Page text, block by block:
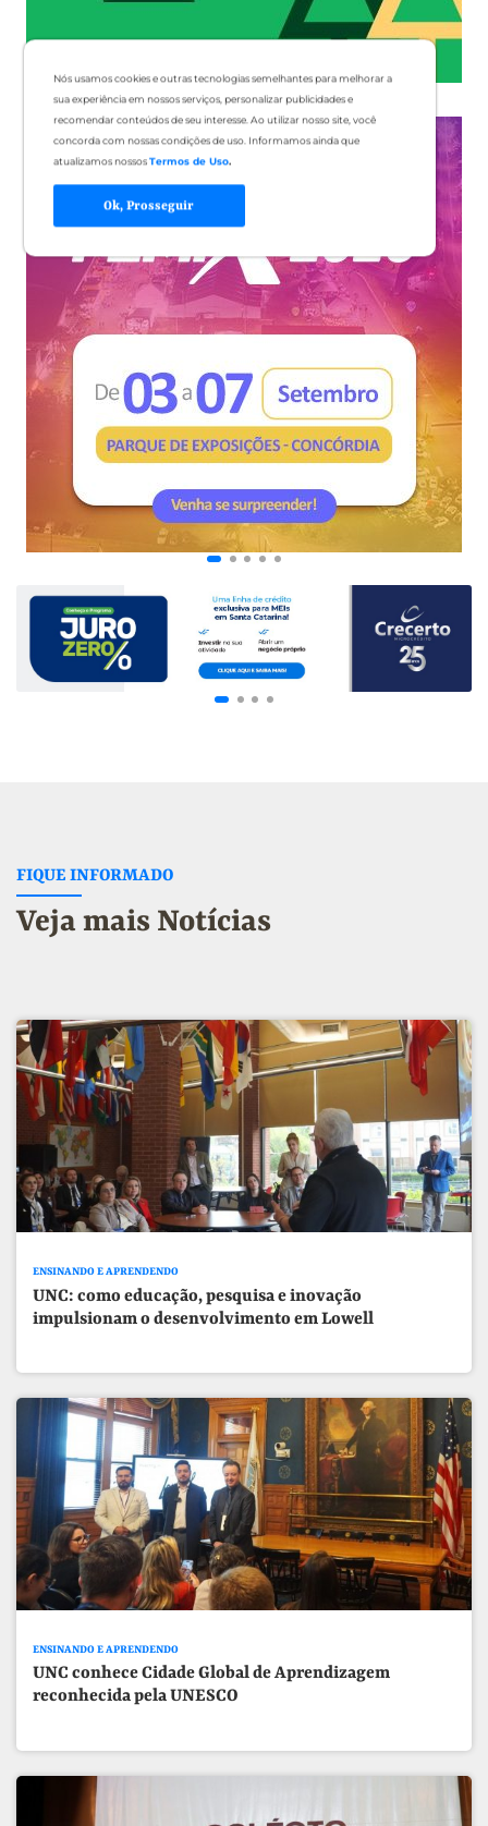
Nós usamos cookies e outras tecnologias semelhantes para melhorar a
sua experiência em nossos serviços, personalizar publicidades e
recomendar conteúdos de seu interesse. Ao utilizar nosso site, você
concorda com nossas condições de uso. Informamos ainda que
atualizamos nossosTermos de Uso.
Ok, Prosseguir
FIQUE INFORMADO
Veja mais Notícias
ENSINANDO E APRENDENDO
UNC: como educação, pesquisa e inovação
impulsionam o desenvolvimento em Lowell
ENSINANDO E APRENDENDO
UNC conhece Cidade Global de Aprendizagem
reconhecida pela UNESCO